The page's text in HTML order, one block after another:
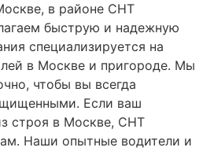
в районе СНТ
быструю и надежную
специализируется на
в Москве и пригороде. Мы
чтобы вы всегда
Если ваш
строя в Москве, СНТ
Наши опытные водители и